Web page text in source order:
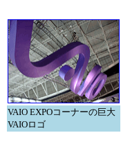
VAIO EXPOコーナーの巨大
VAIOロゴ